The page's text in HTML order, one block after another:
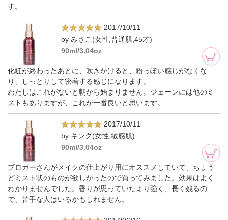
す。
2017/10/11
by みさこ(女性,普通肌,45才)
90ml/3.04oz
化粧が終わったあとに、吹きかけると、粉っぽい感じがなくな
り、しっとりして密着する感じになります。
わたしはこれがないと朝から始まりません。ジェーンには他のミ
ストもありますが、これが一番良いと思います。
2017/10/11
by キング(女性,敏感肌)
90ml/3.04oz
ブロガーさんがメイクの仕上がり用にオススメしていて、ちょう
どミスト状のものが欲しかったので買ってみました。効果はよく
わかりませんでした。香りが思っていたより強く、長く残るの
で、苦手な人はいるかもしれません。